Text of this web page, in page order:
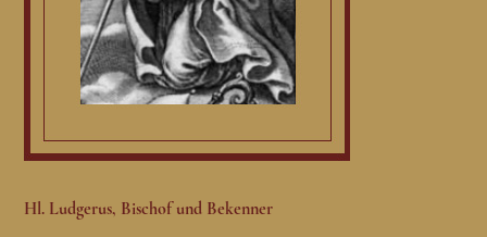
Hl. Ludgerus, Bischof und Bekenner